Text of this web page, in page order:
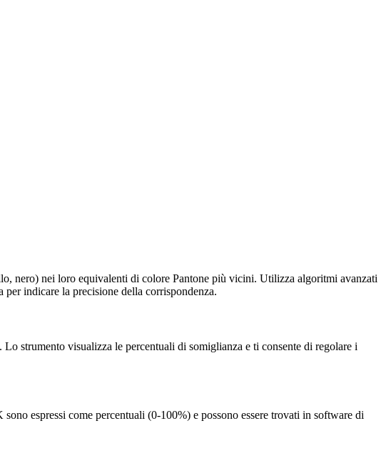
nero) nei loro equivalenti di colore Pantone più vicini. Utilizza algoritmi avanzati
indicare la precisione della corrispondenza.
strumento visualizza le percentuali di somiglianza e ti consente di regolare i
espressi come percentuali (0-100%) e possono essere trovati in software di